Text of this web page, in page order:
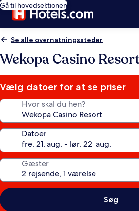
Gå til hovedsektionen
Se alle overnatningssteder
Wekopa Casino Resort
Vælg datoer for at se priser
Hvor skal du hen?
Datoer
Gæster
Søg